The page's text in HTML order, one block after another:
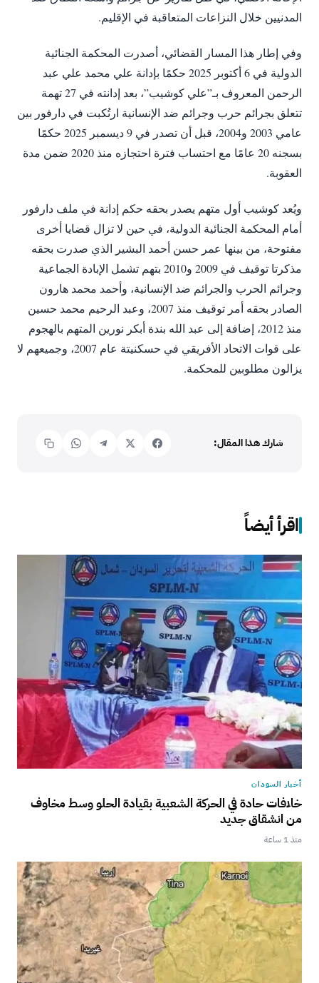
المدنيين خلال النزاعات المتعاقبة في الإقليم.
وفي إطار هذا المسار القضائي، أصدرت المحكمة الجنائية
الدولية في 6 أكتوبر 2025 حكمًا بإدانة علي محمد علي عبد
الرحمن المعروف بـ”علي كوشيب”، بعد إدانته في 27 تهمة
تتعلق بجرائم حرب وجرائم ضد الإنسانية ارتُكبت في دارفور بين
عامي 2003 و2004، قبل أن تصدر في 9 ديسمبر 2025 حكمًا
بسجنه 20 عامًا مع احتساب فترة احتجازه منذ 2020 ضمن مدة
العقوبة.
ويُعد كوشيب أول متهم يصدر بحقه حكم إدانة في ملف دارفور
أمام المحكمة الجنائية الدولية، في حين لا تزال قضايا أخرى
مفتوحة، من بينها عمر حسن أحمد البشير الذي صدرت بحقه
مذكرتا توقيف في 2009 و2010 بتهم تشمل الإبادة الجماعية
وجرائم الحرب والجرائم ضد الإنسانية، وأحمد محمد هارون
الصادر بحقه أمر توقيف منذ 2007، وعبد الرحيم محمد حسين
منذ 2012، إضافة إلى عبد الله بندة أبكر نورين المتهم بالهجوم
على قوات الاتحاد الأفريقي في حسكنيتة عام 2007، وجميعهم لا
يزالون مطلوبين للمحكمة.
شارك هذا المقال:
اقرأ أيضاً
أخبار السودان
خلافات حادة في الحركة الشعبية بقيادة الحلو وسط مخاوف
من انشقاق جديد
منذ 1 ساعة